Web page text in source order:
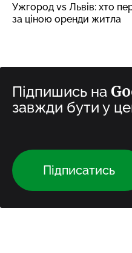
Ужгород vs Львів: хто
за ціною оренди житла
Підпишись на
завжди бути у
Підписатись